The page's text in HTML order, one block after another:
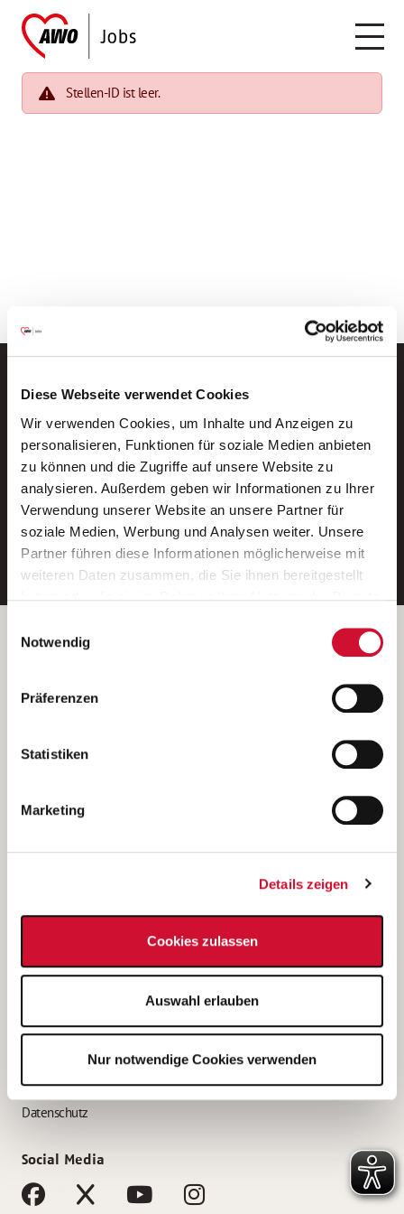
Diese Webseite verwendet Cookies
Wir verwenden Cookies, um Inhalte und Anzeigen zu
personalisieren, Funktionen für soziale Medien anbieten
zu können und die Zugriffe auf unsere Website zu
analysieren. Außerdem geben wir Informationen zu Ihrer
Verwendung unserer Website an unsere Partner für
soziale Medien, Werbung und Analysen weiter. Unsere
Partner führen diese Informationen möglicherweise mit
weiteren Daten zusammen, die Sie ihnen bereitgestellt
Wenn Sie auf „Cookies zulassen“ klicken, so stimmen
Sie der Speicherung sämtlicher Cookies zu. Sie können
Ihre Einwilligung selbstverständlich jederzeit widerrufen,
indem Sie die Cookie-Einstellungen aufrufen und diese
unsererDatenschutzerklärung
Notwendig
Präferenzen
Statistiken
Marketing
Details zeigen
Cookies zulassen
Auswahl erlauben
Nur notwendige Cookies verwenden
Stellen-ID ist leer.
Neue Stellen per E-Mail.
Ein kostenloser Service von AWO
Jobs.
E-Mail-Adresse eintragen
Betreiber der Webseite
Kantstraße 45a
(Ein Tochterunternehmen des AWO Bezirksverbandes Unterfranken
e.V.)
Bewerbung als Altenpflegehelfer*in
Bewerbung als Erzieher*in
AWO Gliederungen nach Bundesland
Impressum
Datenschutz
Social Media